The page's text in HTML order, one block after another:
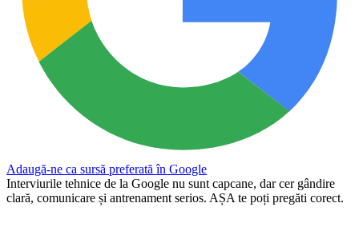
Adaugă-ne ca sursă preferată în Google
Interviurile tehnice de la Google nu sunt capcane, dar cer gândire
clară, comunicare și antrenament serios. AȘA te poți pregăti corect.